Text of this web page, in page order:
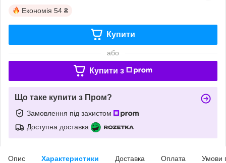
Економія 54 ₴
Купити
або
Купити з
Що таке купити з Пром?
Замовлення під захистом
Доступна доставка
Опис Характеристики Доставка Оплата Умови